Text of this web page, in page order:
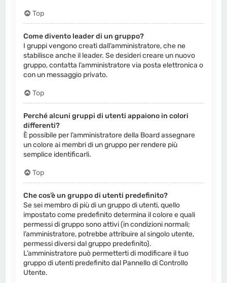
Top
Come divento leader di un gruppo?
I gruppi vengono creati dall’amministratore, che ne
stabilisce anche il leader. Se desideri creare un nuovo
gruppo, contatta l’amministratore via posta elettronica o
con un messaggio privato.
Top
Perché alcuni gruppi di utenti appaiono in colori
differenti?
È possibile per l’amministratore della Board assegnare
un colore ai membri di un gruppo per rendere più
semplice identificarli.
Top
Che cos’è un gruppo di utenti predefinito?
Se sei membro di più di un gruppo di utenti, quello
impostato come predefinito determina il colore e quali
permessi di gruppo sono attivi (in condizioni normali;
l’amministratore, potrebbe attribuire al singolo utente,
permessi diversi dal gruppo predefinito).
L’amministratore può permetterti di modificare il tuo
gruppo di utenti predefinito dal Pannello di Controllo
Utente.